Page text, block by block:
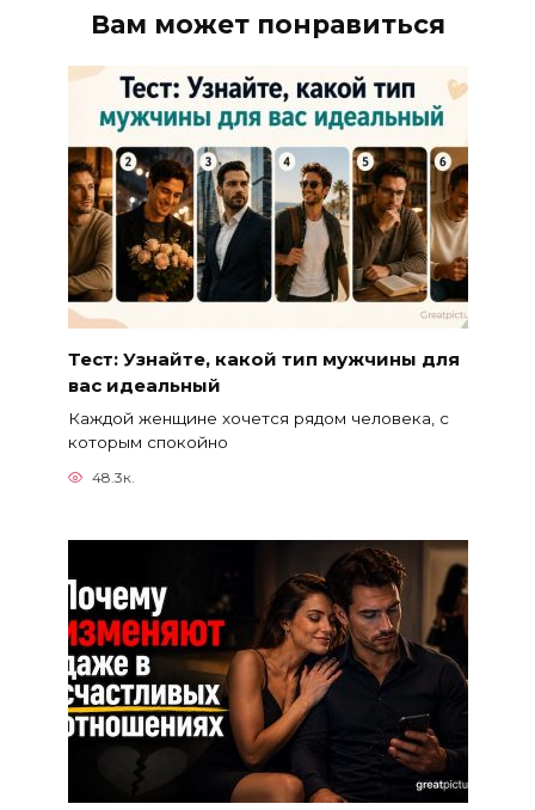
Вам может понравиться
Тест: Узнайте, какой тип мужчины для
вас идеальный
Каждой женщине хочется рядом человека, с
которым спокойно
48.3к.